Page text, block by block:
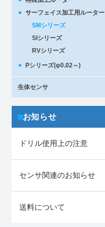
サーフェイス加工用ルーター
SMシリーズ
SIシリーズ
RVシリーズ
Pシリーズ(φ0.02～)
生体センサ
お知らせ
ドリル使用上の注意
センサ関連のお知らせ
送料について